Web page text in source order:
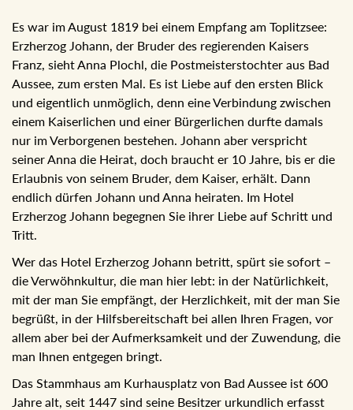
Es war im August 1819 bei einem Empfang am Toplitzsee:
Erzherzog Johann, der Bruder des regierenden Kaisers
Franz, sieht Anna Plochl, die Postmeisterstochter aus Bad
Aussee, zum ersten Mal. Es ist Liebe auf den ersten Blick
und eigentlich unmöglich, denn eine Verbindung zwischen
einem Kaiserlichen und einer Bürgerlichen durfte damals
nur im Verborgenen bestehen. Johann aber verspricht
seiner Anna die Heirat, doch braucht er 10 Jahre, bis er die
Erlaubnis von seinem Bruder, dem Kaiser, erhält. Dann
endlich dürfen Johann und Anna heiraten. Im Hotel
Erzherzog Johann begegnen Sie ihrer Liebe auf Schritt und
Tritt.
Wer das Hotel Erzherzog Johann betritt, spürt sie sofort –
die Verwöhnkultur, die man hier lebt: in der Natürlichkeit,
mit der man Sie empfängt, der Herzlichkeit, mit der man Sie
begrüßt, in der Hilfsbereitschaft bei allen Ihren Fragen, vor
allem aber bei der Aufmerksamkeit und der Zuwendung, die
man Ihnen entgegen bringt.
Das Stammhaus am Kurhausplatz von Bad Aussee ist 600
Jahre alt, seit 1447 sind seine Besitzer urkundlich erfasst